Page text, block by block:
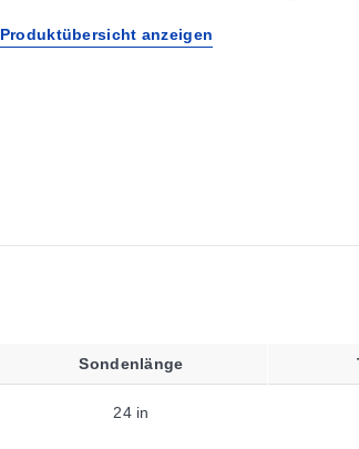
Produktübersicht anzeigen
Sondenlänge
24 in